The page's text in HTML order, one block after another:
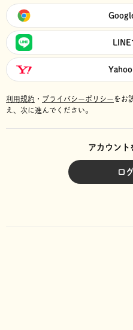
利用規約 ・ プライバシーポリシーをお
え、次に進んでください。
アカウント
ロ